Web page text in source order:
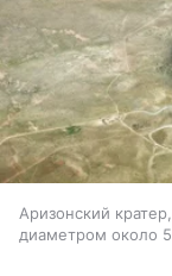
Аризонский
диаметром около